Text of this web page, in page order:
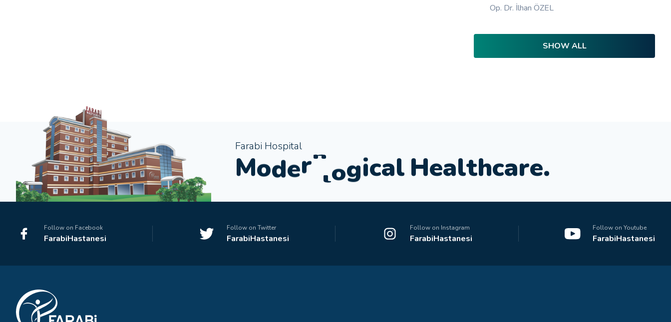
Op. Dr. İlhan ÖZEL
SHOW ALL
Farabi Hospital
l Healthcare.
ModernHeal t
Follow on Facebook
FarabiHastanesi
Follow on Twitter
FarabiHastanesi
Follow on Instagram
FarabiHastanesi
Follow on Youtube
FarabiHastanesi